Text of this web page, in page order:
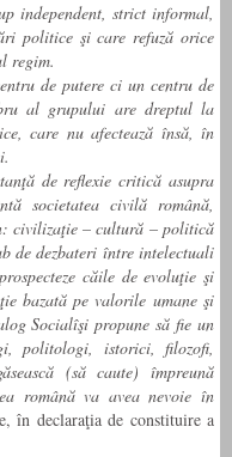
independent, strict informal,
politice şi care refuză orice
regim.
de putere ci un centru de
al grupului are dreptul la
care nu afectează însă, în
de reflexie critică asupra
societatea civilă română,
civilizaţie – cultură – politică
de dezbateri între intelectuali
căile de evoluţie şi
bazată pe valorile umane şi
Socialîşi propune să fie un
politologi, istorici, filozofi,
(să caute) împreună
română va avea nevoie în
în declaraţia de constituire a